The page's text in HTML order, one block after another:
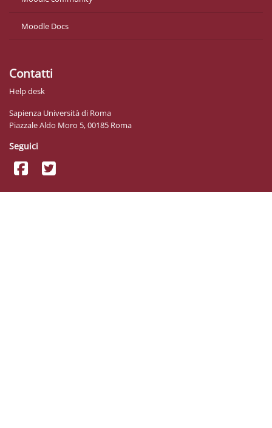
Moodle Docs
Contatti
Help desk
Sapienza Università di Roma
Piazzale Aldo Moro 5, 00185 Roma
Seguici